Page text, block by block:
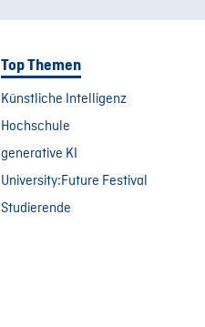
Top Themen
Künstliche Intelligenz
Hochschule
generative KI
University:Future Festival
Studierende